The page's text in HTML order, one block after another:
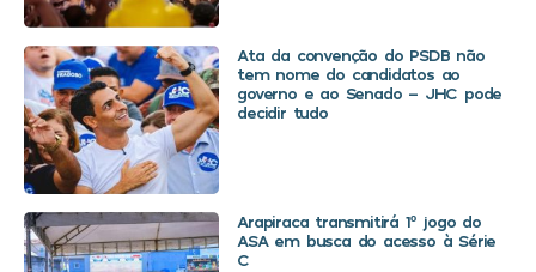
Ata da convenção do PSDB não
tem nome do candidatos ao
governo e ao Senado – JHC pode
decidir tudo
Arapiraca transmitirá 1º jogo do
ASA em busca do acesso à Série
C